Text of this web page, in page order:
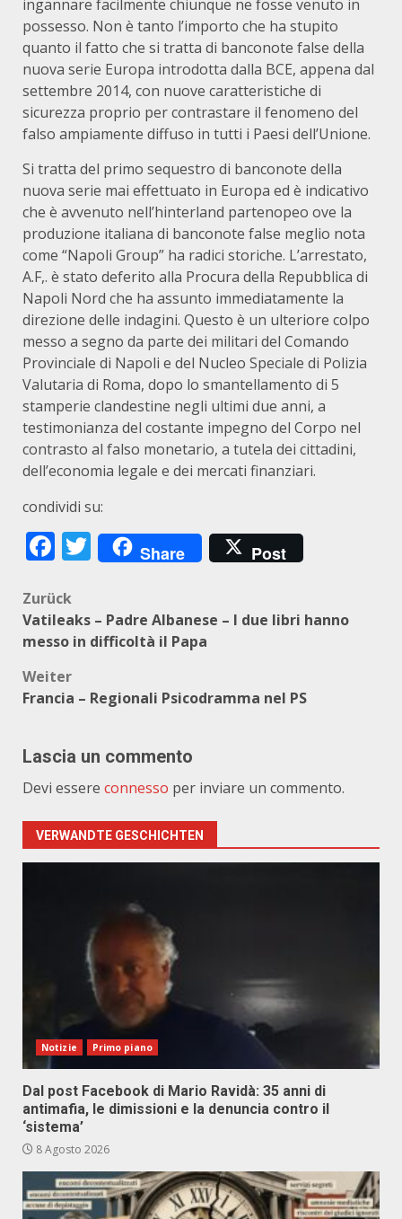
ingannare facilmente chiunque ne fosse venuto in
possesso. Non è tanto l’importo che ha stupito
quanto il fatto che si tratta di banconote false della
nuova serie Europa introdotta dalla BCE, appena dal
settembre 2014, con nuove caratteristiche di
sicurezza proprio per contrastare il fenomeno del
falso ampiamente diffuso in tutti i Paesi dell’Unione.
Si tratta del primo sequestro di banconote della
nuova serie mai effettuato in Europa ed è indicativo
che è avvenuto nell’hinterland partenopeo ove la
produzione italiana di banconote false meglio nota
come “Napoli Group” ha radici storiche. L’arrestato,
A.F,. è stato deferito alla Procura della Repubblica di
Napoli Nord che ha assunto immediatamente la
direzione delle indagini. Questo è un ulteriore colpo
messo a segno da parte dei militari del Comando
Provinciale di Napoli e del Nucleo Speciale di Polizia
Valutaria di Roma, dopo lo smantellamento di 5
stamperie clandestine negli ultimi due anni, a
testimonianza del costante impegno del Corpo nel
contrasto al falso monetario, a tutela dei cittadini,
dell’economia legale e dei mercati finanziari.
condividi su:
Facebook
Twitter
Share Post
Beitragsnavigation
Zurück
Vatileaks – Padre Albanese – I due libri hanno
messo in difficoltà il Papa
Weiter
Francia – Regionali Psicodramma nel PS
Lascia un commento
Devi essere connesso per inviare un commento.
VERWANDTE GESCHICHTEN
Notizie Primo piano
Dal post Facebook di Mario Ravidà: 35 anni di
antimafia, le dimissioni e la denuncia contro il
‘sistema’
8 Agosto 2026